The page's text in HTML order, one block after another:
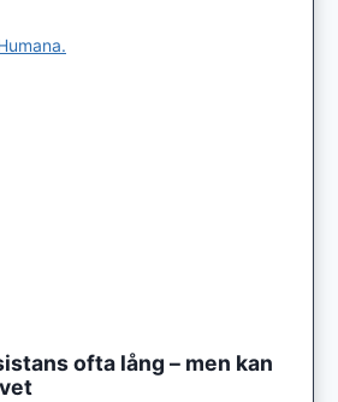
ofta lång – men kan